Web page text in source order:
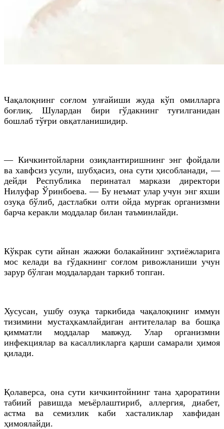
Чақалоқнинг соғлом улғайиши жуда кўп омилларга
боғлиқ. Шулардан бири гўдакнинг туғилганидан
бошлаб тўғри овқатланишидир.
— Кичкинтойларни озиқлантиришнинг энг фойдали
ва хавфсиз усули, шубҳасиз, она сути ҳисобланади, —
дейди Республика перинатал маркази директори
Нилуфар Ўринбоева. — Бу неъмат улар учун энг яхши
озуқа бўлиб, дастлабки олти ойда мурғак организмни
барча керакли моддалар билан таъминлайди.
Кўкрак сути айнан жажжи болакайнинг эҳтиёжларига
мос келади ва гўдакнинг соғлом ривожланиши учун
зарур бўлган моддалардан таркиб топган.
Хусусан, ушбу озуқа таркибида чақалоқнинг иммун
тизимини мустаҳкамлайдиган антителалар ва бошқа
қимматли моддалар мавжуд. Улар организмни
инфекциялар ва касалликларга қарши самарали ҳимоя
қилади.
Қолаверса, она сути кичкинтойнинг тана ҳароратини
табиий равишда меъёрлаштириб, аллергия, диабет,
астма ва семизлик каби хасталиклар хавфидан
ҳимоялайди.